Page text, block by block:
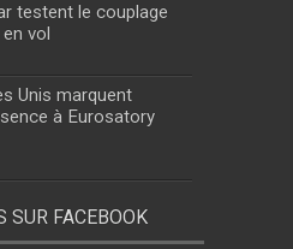
testent le couplage
vol
Unis marquent
à Eurosatory
SUR FACEBOOK